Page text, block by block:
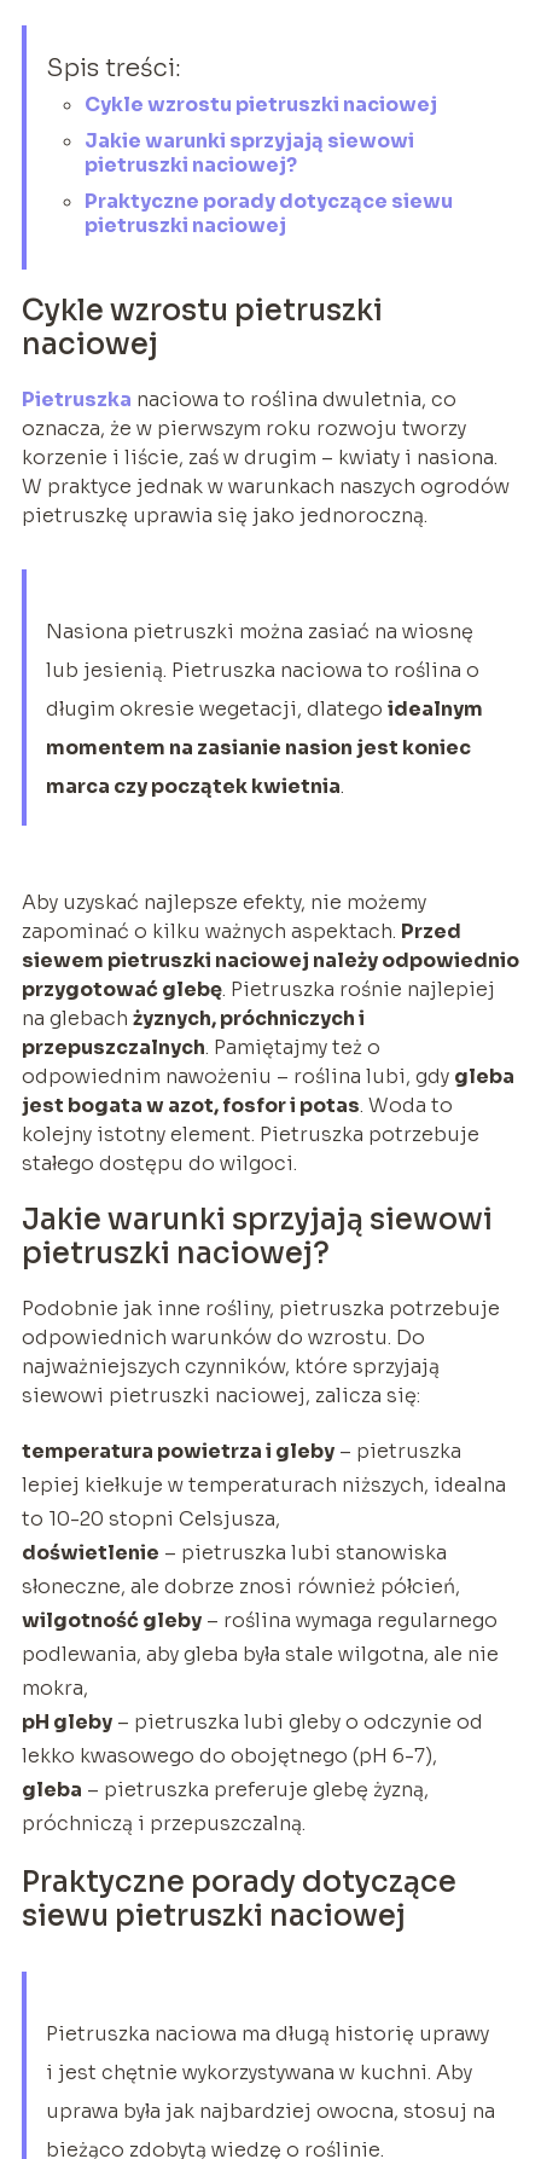
Spis treści:
Cykle wzrostu pietruszki naciowej
Jakie warunki sprzyjają siewowi
pietruszki naciowej?
Praktyczne porady dotyczące siewu
pietruszki naciowej
Cykle wzrostu pietruszki
naciowej
Pietruszka naciowa to roślina dwuletnia, co
oznacza, że w pierwszym roku rozwoju tworzy
korzenie i liście, zaś w drugim – kwiaty i nasiona.
W praktyce jednak w warunkach naszych ogrodów
pietruszkę uprawia się jako jednoroczną.
Nasiona pietruszki można zasiać na wiosnę
lub jesienią. Pietruszka naciowa to roślina o
długim okresie wegetacji, dlatego idealnym
momentem na zasianie nasion jest koniec
marca czy początek kwietnia.
Aby uzyskać najlepsze efekty, nie możemy
zapominać o kilku ważnych aspektach. Przed
siewem pietruszki naciowej należy odpowiednio
przygotować glebę. Pietruszka rośnie najlepiej
na glebach żyznych, próchniczych i
przepuszczalnych. Pamiętajmy też o
odpowiednim nawożeniu – roślina lubi, gdy gleba
jest bogata w azot, fosfor i potas. Woda to
kolejny istotny element. Pietruszka potrzebuje
stałego dostępu do wilgoci.
Jakie warunki sprzyjają siewowi
pietruszki naciowej?
Podobnie jak inne rośliny, pietruszka potrzebuje
odpowiednich warunków do wzrostu. Do
najważniejszych czynników, które sprzyjają
siewowi pietruszki naciowej, zalicza się:
temperatura powietrza i gleby– pietruszka
lepiej kiełkuje w temperaturach niższych, idealna
to 10-20 stopni Celsjusza,
doświetlenie – pietruszka lubi stanowiska
słoneczne, ale dobrze znosi również półcień,
wilgotność gleby– roślina wymaga regularnego
podlewania, aby gleba była stale wilgotna, ale nie
mokra,
pH gleby– pietruszka lubi gleby o odczynie od
lekko kwasowego do obojętnego (pH 6-7),
gleba – pietruszka preferuje glebę żyzną,
próchniczą i przepuszczalną.
Praktyczne porady dotyczące
siewu pietruszki naciowej
Pietruszka naciowa ma długą historię uprawy
i jest chętnie wykorzystywana w kuchni. Aby
uprawa była jak najbardziej owocna, stosuj na
bieżąco zdobytą wiedzę o roślinie.